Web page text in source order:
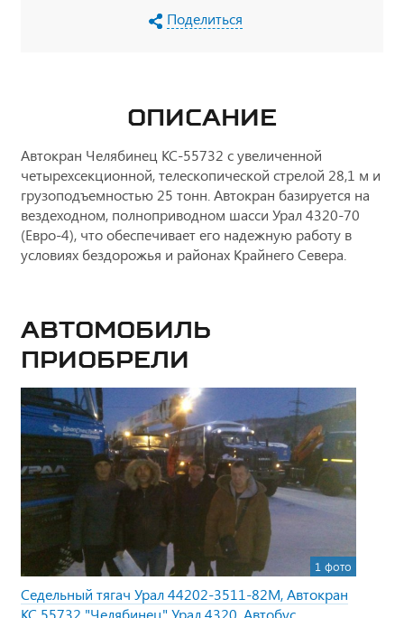
Поделиться
ОПИСАНИЕ
Автокран Челябинец КС-55732 с увеличенной
четырехсекционной, телескопической стрелой 28,1 м и
грузоподъемностью 25 тонн. Автокран базируется на
вездеходном, полноприводном шасси Урал 4320-70
(Евро-4), что обеспечивает его надежную работу в
условиях бездорожья и районах Крайнего Севера.
Автомобиль
приобрели
1 фото
Седельный тягач Урал 44202-3511-82М, Автокран
КС 55732 "Челябинец" Урал 4320, Автобус